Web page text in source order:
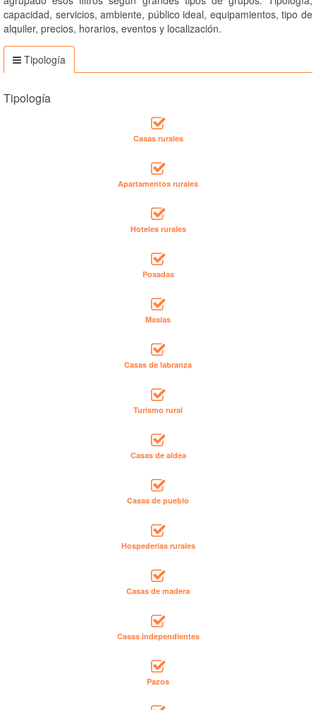
capacidad, servicios, ambiente, público ideal, equipamientos, tipo de
alquiler, precios, horarios, eventos y localización.
Tipología
Tipología
Casas rurales
Apartamentos rurales
Hoteles rurales
Posadas
Masías
Casas de labranza
Turismo rural
Casas de aldea
Casas de pueblo
Hospederías rurales
Casas de madera
Casas independientes
Pazos